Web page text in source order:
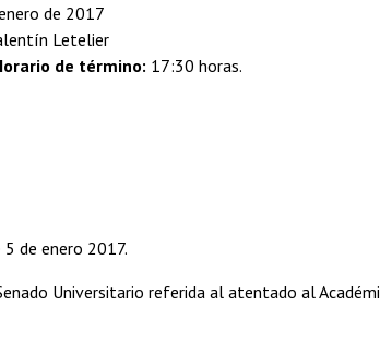
de 2017
Letelier
de término: 17:30 horas.
de enero 2017.
Universitario referida al atentado al